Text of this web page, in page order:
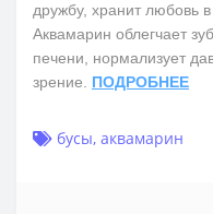
дружбу, хранит любовь в
Аквамарин облегчает
печени, нормализует
зрение. ПОДРОБНЕЕ
бусы, аквамарин